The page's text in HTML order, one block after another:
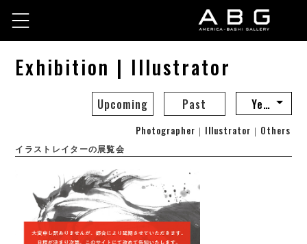
Exhibition | Illustrator
Upcoming Past
Photographer ｜ Illustrator ｜ Others
イラストレイターの展覧会